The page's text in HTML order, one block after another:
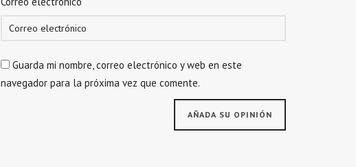
Guarda mi nombre, correo electrónico y web en este
navegador para la próxima vez que comente.